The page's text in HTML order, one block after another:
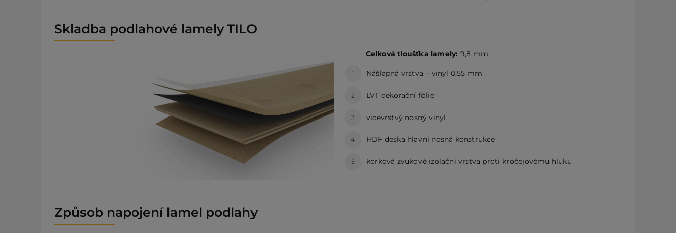
Skladba podlahové lamely TILO
Celková tloušťka lamely: 9,8 mm
1 Nášlapná vrstva – vinyl 0,55 mm
2 LVT dekorační fólie
3 vícevrstvý nosný vinyl
4 HDF deska hlavní nosná konstrukce
5 korková zvukově izolační vrstva proti kročejovému hluku
Způsob napojení lamel podlahy